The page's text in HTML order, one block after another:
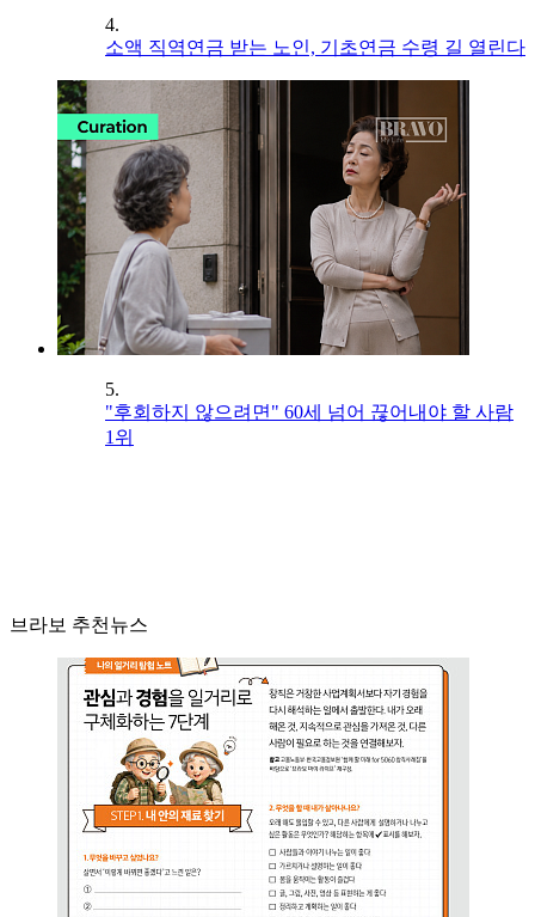
4.
소액 직역연금 받는 노인, 기초연금 수령 길 열린다
5.
"후회하지 않으려면" 60세 넘어 끊어내야 할 사람
1위
브라보 추천뉴스